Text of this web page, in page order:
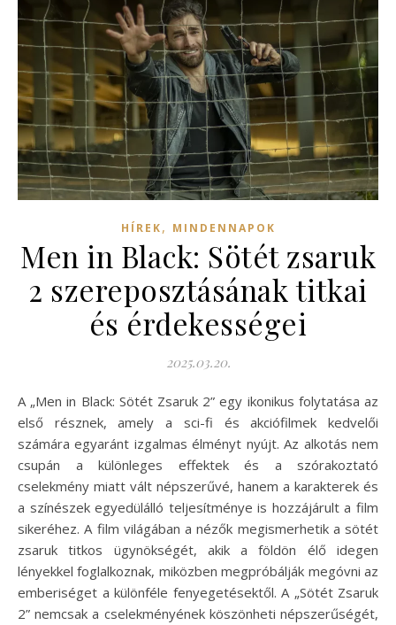
HÍREK, MINDENNAPOK
Men in Black: Sötét zsaruk
2 szereposztásának titkai
és érdekességei
2025.03.20.
A „Men in Black: Sötét Zsaruk 2” egy ikonikus folytatása az
első résznek, amely a sci-fi és akciófilmek kedvelői
számára egyaránt izgalmas élményt nyújt. Az alkotás nem
csupán a különleges effektek és a szórakoztató
cselekmény miatt vált népszerűvé, hanem a karakterek és
a színészek egyedülálló teljesítménye is hozzájárult a film
sikeréhez. A film világában a nézők megismerhetik a sötét
zsaruk titkos ügynökségét, akik a földön élő idegen
lényekkel foglalkoznak, miközben megpróbálják megóvni az
emberiséget a különféle fenyegetésektől. A „Sötét Zsaruk
2” nemcsak a cselekményének köszönheti népszerűségét,